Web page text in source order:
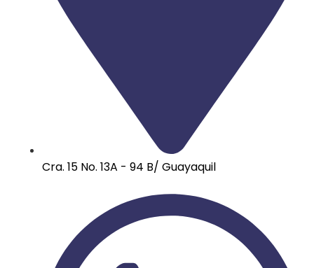
Cra. 15 No. 13A - 94 B/ Guayaquil